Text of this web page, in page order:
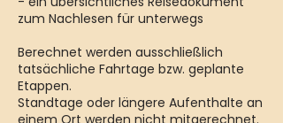
zum Nachlesen für unterwegs
Berechnet werden ausschließlich
tatsächliche Fahrtage bzw. geplante
Etappen.
Standtage oder längere Aufenthalte an
einem Ort werden nicht mitgerechnet.